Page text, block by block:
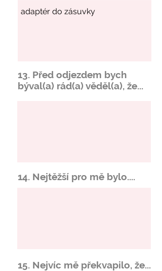
13. Před odjezdem bych
býval(a) rád(a) věděl(a), že...
14. Nejtěžší pro mě bylo....
15. Nejvíc mě překvapilo, že...